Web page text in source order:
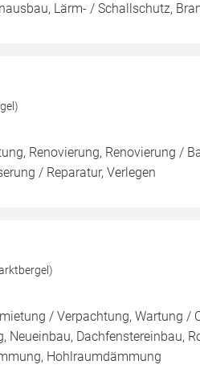
Lärm- / Schallschutz,
Renovierung, Renovierung /
/ Reparatur, Verlegen
/ Verpachtung, Wartung /
Neueinbau, Dachfenstereinbau,
Hohlraumdämmung